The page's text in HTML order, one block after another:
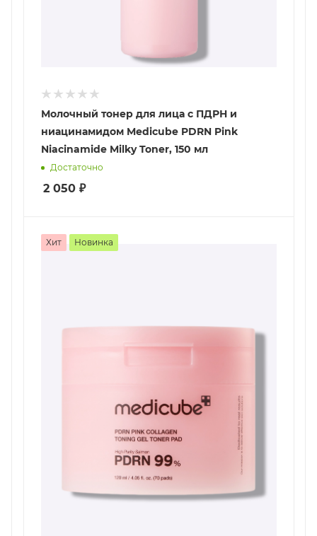
Молочный тонер для лица с ПДРН и
ниацинамидом Medicube PDRN Pink
Niacinamide Milky Toner, 150 мл
Достаточно
2 050 ₽
Хит Новинка